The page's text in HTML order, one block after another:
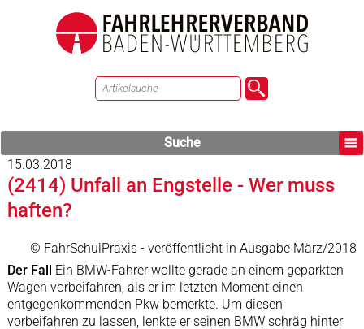
Suche
15.03.2018
(2414) Unfall an Engstelle - Wer muss
haften?
© FahrSchulPraxis - veröffentlicht in Ausgabe März/2018
Der Fall Ein BMW-Fahrer wollte gerade an einem geparkten
Wagen vorbeifahren, als er im letzten Moment einen
entgegenkommenden Pkw bemerkte. Um diesen
vorbeifahren zu lassen, lenkte er seinen BMW schräg hinter